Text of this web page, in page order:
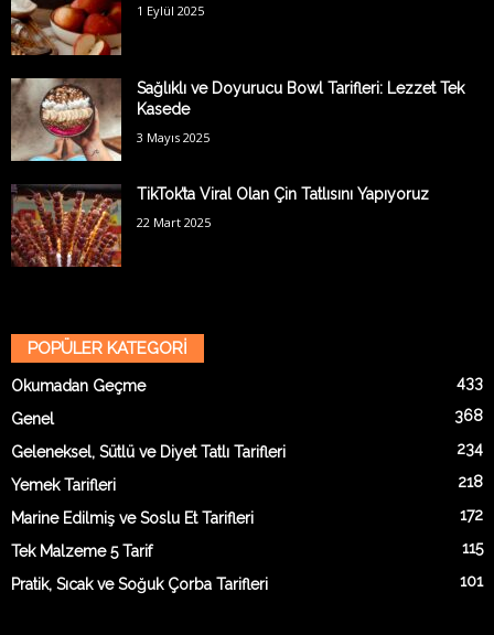
1 Eylül 2025
Sağlıklı ve Doyurucu Bowl Tarifleri: Lezzet Tek
Kasede
3 Mayıs 2025
TikTok’ta Viral Olan Çin Tatlısını Yapıyoruz
22 Mart 2025
POPÜLER KATEGORİ
Okumadan Geçme 433
Genel 368
Geleneksel, Sütlü ve Diyet Tatlı Tarifleri 234
Yemek Tarifleri 218
Marine Edilmiş ve Soslu Et Tarifleri 172
Tek Malzeme 5 Tarif 115
Pratik, Sıcak ve Soğuk Çorba Tarifleri 101